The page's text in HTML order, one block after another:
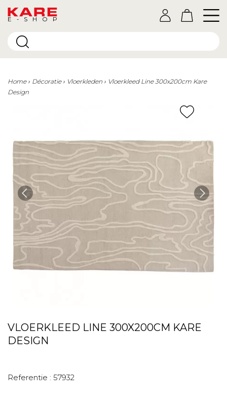
E-SHOP
Home Décoratie Vloerkleden
Vloerkleed Line 300x200cm Kare
Design
VLOERKLEED LINE 300X200CM KARE
DESIGN
Referentie : 57932